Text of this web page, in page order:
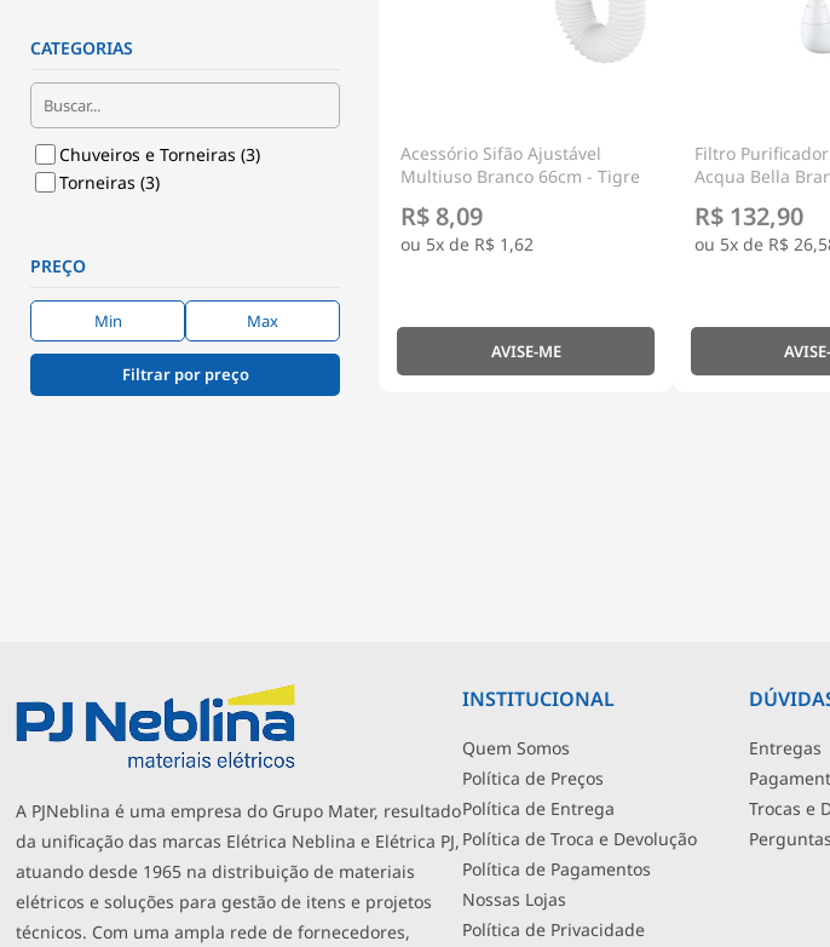
CATEGORIAS
Chuveiros e Torneiras(3)
Torneiras(3)
PREÇO
Filtrar por preço
Acessório Sifão Ajustável
Multiuso Branco 66cm - Tigre
R$ 8,09
5x de R$ 1,62
AVISE-ME
Filtro
Acqua Bella
R$ 132,90
5x de R$
A PJNeblina é uma empresa do Grupo Mater, resultado
da unificação das marcas Elétrica Neblina e Elétrica PJ,
atuando desde 1965 na distribuição de materiais
elétricos e soluções para gestão de itens e projetos
técnicos. Com uma ampla rede de fornecedores,
INSTITUCIONAL
Quem Somos
Política de Preços
Política de Entrega
Política de Troca e Devolução
Política de Pagamentos
Nossas Lojas
Política de Privacidade
Entregas
Trocas e